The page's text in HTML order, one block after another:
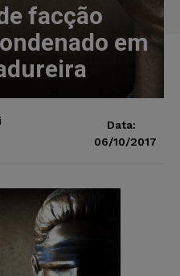
facção
em
Data:
06/10/2017